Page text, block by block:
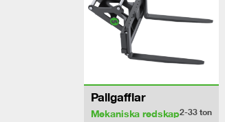
Pallgafflar
Mekaniska redskap2-33ton